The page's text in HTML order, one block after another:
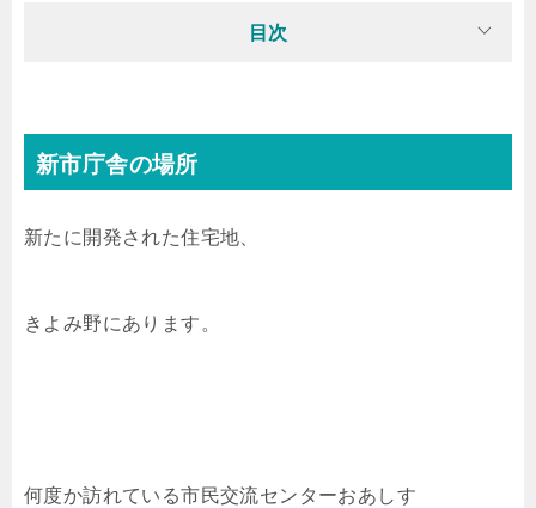
目次
新市庁舎の場所
新たに開発された住宅地、
きよみ野にあります。
何度か訪れている市民交流センターおあしす